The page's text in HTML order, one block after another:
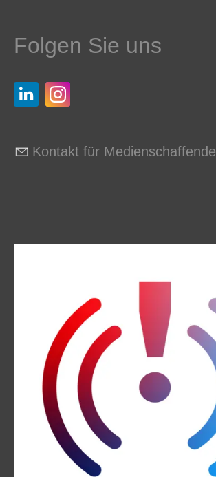
Folgen Sie uns
Kontakt für Medienschaffende